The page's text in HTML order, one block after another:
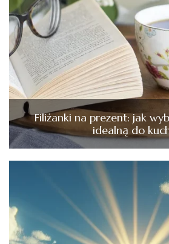
Filiżanki na prezent: jak
idealną do